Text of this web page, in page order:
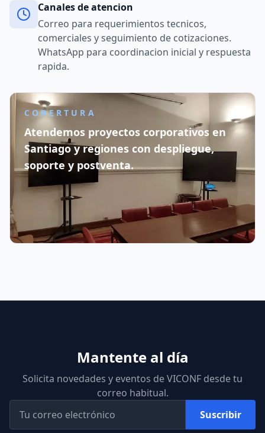
Canales de atencion
Correo para requerimientos tecnicos,
comerciales y seguimiento de cotizaciones.
WhatsApp para coordinacion inicial y respuesta
rapida.
COBERTURA
Atendemos proyectos corporativos en
Santiago y regiones con despliegue,
soporte y postventa.
Mantente al día
Solicita novedades y eventos de VICONF desde tu
correo habitual.
Suscribir